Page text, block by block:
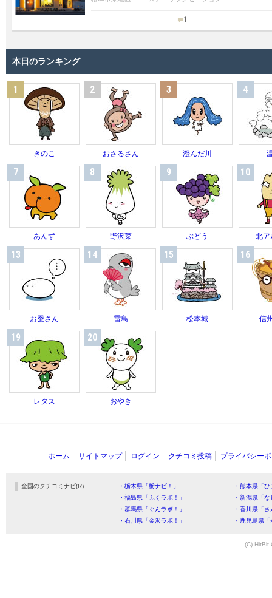
1
本日のランキング
1
きのこ
2
おさるさん
3
澄んだ川
4
7
あんず
8
野沢菜
9
ぶどう
10
北ア
13
お蚕さん
14
雷鳥
15
松本城
16
信
19
レタス
20
おやき
ホーム サイトマップ ログイン クチコミ投稿 プライバシー
全国のクチコミナビ(R) ・栃木県「栃ナビ！」
・熊本県「
・福島県「ふくラボ！」
・新潟県「
・群馬県「ぐんラボ！」
・香川県「
・石川県「金沢ラボ！」
・鹿児島県
(C) HitBit